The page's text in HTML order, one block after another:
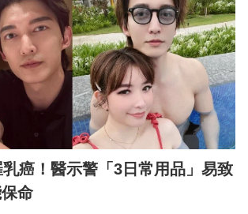
癌！醫示警「3日常用品」易致
命